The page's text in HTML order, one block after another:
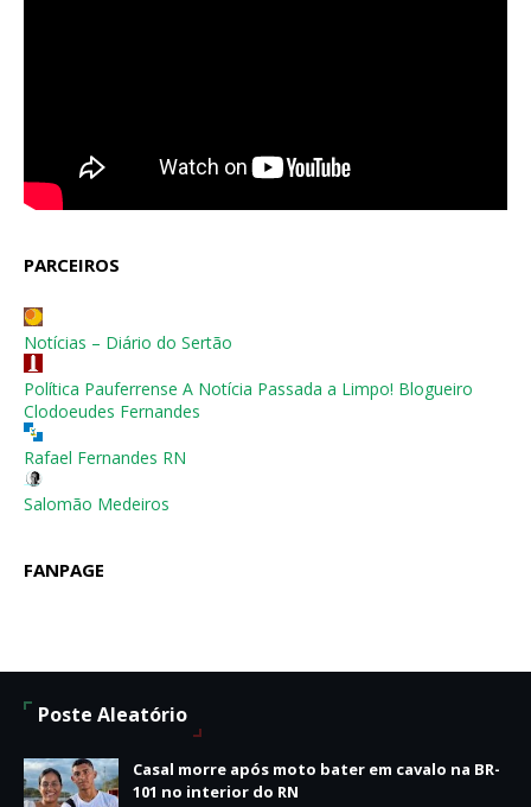
PARCEIROS
Notícias – Diário do Sertão
Política Pauferrense A Notícia Passada a Limpo! Blogueiro
Clodoeudes Fernandes
Rafael Fernandes RN
Salomão Medeiros
FANPAGE
Poste Aleatório
Casal morre após moto bater em cavalo na BR-
101 no interior do RN